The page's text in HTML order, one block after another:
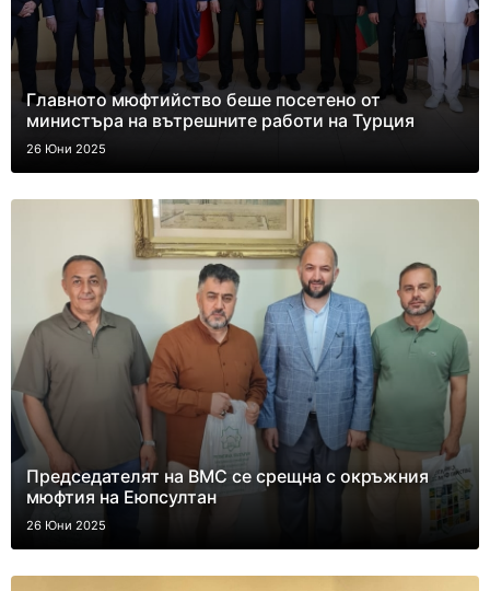
Главното мюфтийство беше посетено от
министъра на вътрешните работи на Турция
26 Юни 2025
Председателят на ВМС се срещна с окръжния
мюфтия на Еюпсултан
26 Юни 2025